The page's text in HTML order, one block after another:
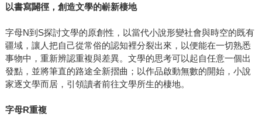
以書寫闢徑，創造文學的嶄新棲地
字母N到S探討文學的原創性，以當代小說形變社會與時空的既有
疆域，讓人把自己從常俗的認知裡分裂出來，以便能在一切熟悉
事物中，重新辨認重複與差異。文學的思考可以起自任意一個出
發點，並將筆直的路途全新摺曲；以作品啟動無數的開始，小說
家逐文學而居，引領讀者前往文學所生的棲地。
字母R重複